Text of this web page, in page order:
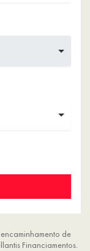
de
Financiamentos.